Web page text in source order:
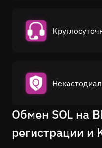
Обмен SOL на
регистрации и